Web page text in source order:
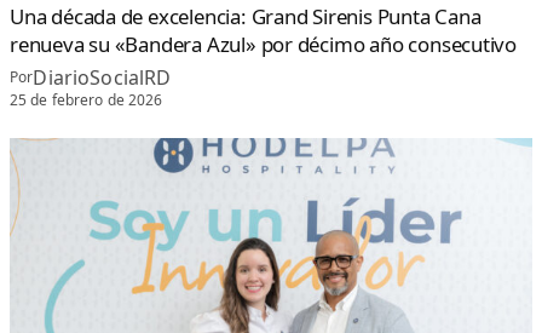
Una década de excelencia: Grand Sirenis Punta Cana
renueva su «Bandera Azul» por décimo año consecutivo
PorDiarioSocialRD
25 de febrero de 2026